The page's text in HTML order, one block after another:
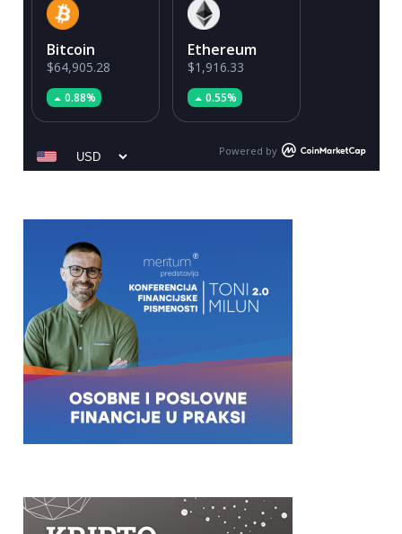
Bitcoin
$64,905.28
0.88%
Ethereum
$1,916.33
0.55%
Powered by